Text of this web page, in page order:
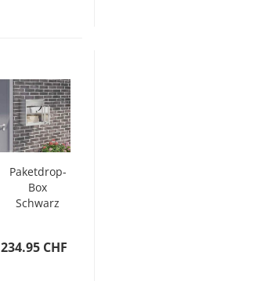
Paketdrop-
Box
Schwarz
Edelstahl
234.95 CHF